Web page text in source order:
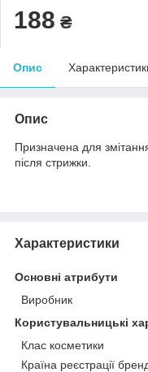
188 ₴
Опис
Опис
Призначена для
після стрижки.
Характеристики
Основні атрибути
Виробник
Користувальницькі
Клас косметики
Країна реєстрації